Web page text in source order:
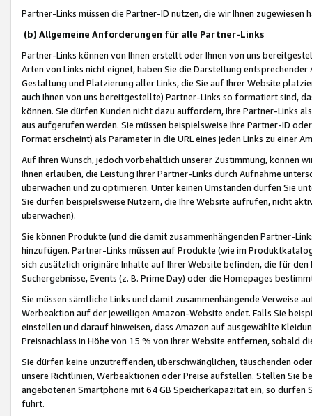
Partner-Links müssen die Partner-ID nutzen, die wir Ihnen zugewiesen
(b) Allgemeine Anforderungen für alle Partner-Links
Partner-Links können von Ihnen erstellt oder Ihnen von uns
Arten von Links nicht eignet, haben Sie die Darstellung
Gestaltung und Platzierung aller Links, die Sie auf Ihrer Website
auch Ihnen von uns bereitgestellte) Partner-Links so formatiert sind,
können. Sie dürfen Kunden nicht dazu auffordern, Ihre Partner-Links
aus aufgerufen werden. Sie müssen beispielsweise Ihre Partner-ID
Format erscheint) als Parameter in die URL eines jeden Links zu einer
Auf Ihren Wunsch, jedoch vorbehaltlich unserer Zustimmung, können
Ihnen erlauben, die Leistung Ihrer Partner-Links durch Aufnahme
überwachen und zu optimieren. Unter keinen Umständen dürfen Sie
Sie dürfen beispielsweise Nutzern, die Ihre Website aufrufen, nicht
überwachen).
Sie können Produkte (und die damit zusammenhängenden Partner-
hinzufügen. Partner-Links müssen auf Produkte (wie im
sich zusätzlich originäre Inhalte auf Ihrer Website befinden, die für
Suchergebnisse, Events (z. B. Prime Day) oder die Homepages
Sie müssen sämtliche Links und damit zusammenhängende
Werbeaktion auf der jeweiligen Amazon-Website endet. Falls Sie
einstellen und darauf hinweisen, dass Amazon auf ausgewählte
Preisnachlass in Höhe von 15 % von Ihrer Website entfernen, sobald
Sie dürfen keine unzutreffenden, überschwänglichen, täuschenden
unsere Richtlinien, Werbeaktionen oder Preise aufstellen. Stellen Sie
angebotenen Smartphone mit 64 GB Speicherkapazität ein, so dürfen
führt.